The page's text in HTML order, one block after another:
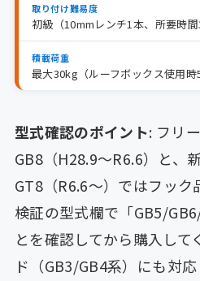
取り付け難易度
初級（10mmレンチ1本、所要時間
積載荷重
最大30kg（ルーフボックス使用時
型式確認のポイント: フリ
GB8（H28.9〜R6.6）と、
GT8（R6.6〜）ではフック
検証の型式欄で「GB5/
とを確認してから購入して
ド（GB3/GB4系）にも対